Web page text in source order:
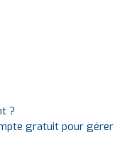
?
gratuit pour gérer